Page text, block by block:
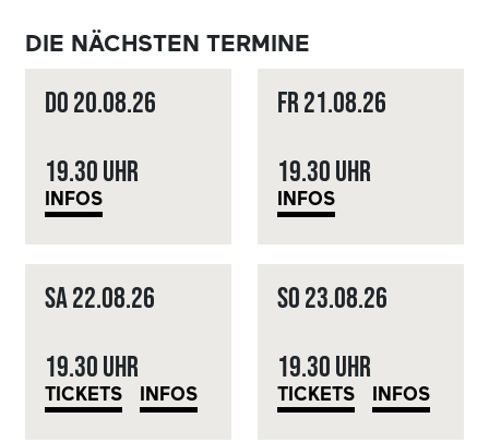
DIE NÄCHSTEN TERMINE
Do20.08.26
19.30 Uhr
INFOS
Fr21.08.26
19.30 Uhr
INFOS
Sa22.08.26
19.30 Uhr
TICKETS INFOS
So23.08.26
19.30 Uhr
TICKETS INFOS